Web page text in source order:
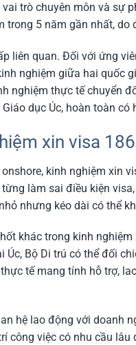
vai trò chuyên môn và sự
trong 5 năm gần nhất,
liên quan. Đối với ứng
nghiệm giữa hai quốc
nghiệm thực tế chuyển
dục Úc, hoàn toàn
xin visa
kinh nghiệm xin
làm sai điều kiện
nhưng kéo dài có thể
khác trong kinh
Úc, Bộ Di trú có thể đối
tế mang tính hỗ trợ,
hệ lao động với doanh
công việc có nhu cầu